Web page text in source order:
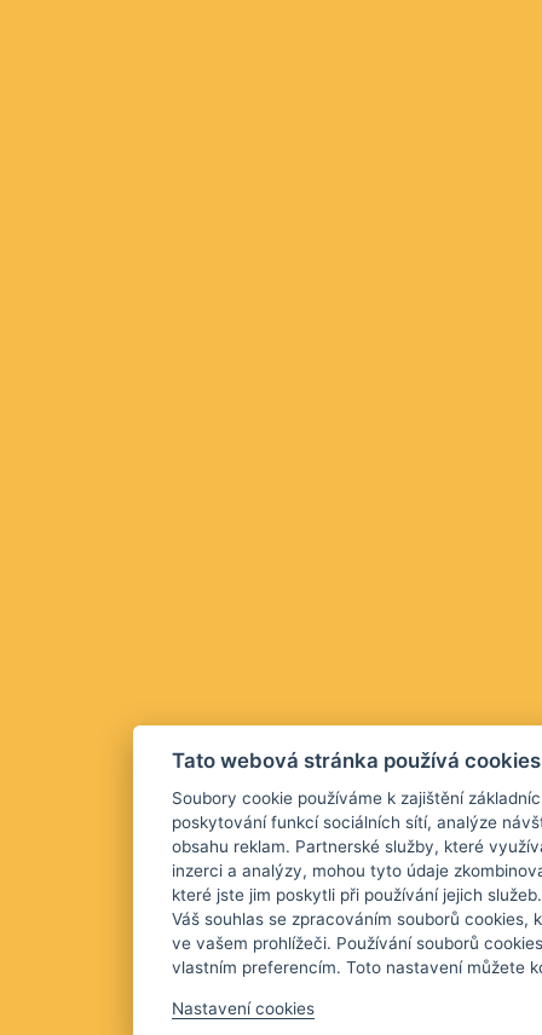
Tato webová stránka používá cookies
Soubory cookie používáme k zajištění
poskytování funkcí sociálních sítí, analýze
obsahu reklam. Partnerské služby, které
inzerci a analýzy, mohou tyto údaje
které jste jim poskytli při používání jejich
Váš souhlas se zpracováním souborů cookies,
ve vašem prohlížeči. Používání souborů
vlastním preferencím. Toto nastavení můžete
Nastavení cookies